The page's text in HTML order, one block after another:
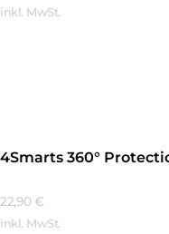
inkl. MwSt.
4Smarts 360°
22,90 €
inkl. MwSt.